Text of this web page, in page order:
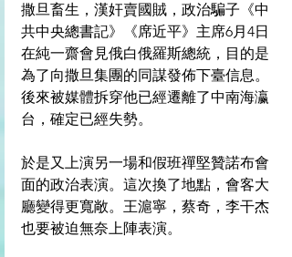
撒旦畜生，漢奸賣國賊，政治騙子《中
共中央總書記》《席近平》主席6月4日
在純一齋會見俄白俄羅斯總統，目的是
為了向撒旦集團的同謀發佈下臺信息。
後來被媒體拆穿他已經遷離了中南海瀛
台，確定已經失勢。
於是又上演另一場和假班禪堅贊諾布會
面的政治表演。這次換了地點，會客大
廳變得更寬敞。王滬寧，蔡奇，李干杰
也要被迫無奈上陣表演。